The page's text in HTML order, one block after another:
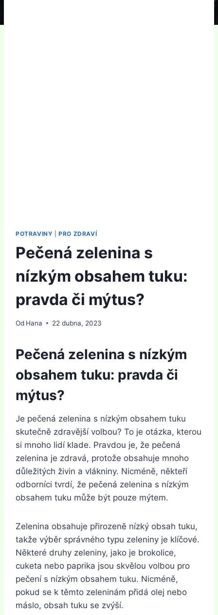
POTRAVINY |PRO ZDRAVÍ
Pečená zelenina s
nízkým obsahem tuku:
pravda či mýtus?
Od Hana 22 dubna, 2023
Pečená zelenina s nízkým
obsahem tuku: pravda či
mýtus?
Je pečená zelenina s nízkým obsahem tuku
skutečně zdravější volbou? To je otázka, kterou
si mnoho lidí klade. Pravdou je, že pečená
zelenina je zdravá, protože obsahuje mnoho
důležitých živin a vlákniny. Nicméně, někteří
odborníci tvrdí, že pečená zelenina s nízkým
obsahem tuku může být pouze mýtem.
Zelenina obsahuje přirozeně nízký obsah tuku,
takže výběr správného typu zeleniny je klíčové.
Některé druhy zeleniny, jako je brokolice,
cuketa nebo paprika jsou skvělou volbou pro
pečení s nízkým obsahem tuku. Nicméně,
pokud se k těmto zeleninám přidá olej nebo
máslo, obsah tuku se zvýší.